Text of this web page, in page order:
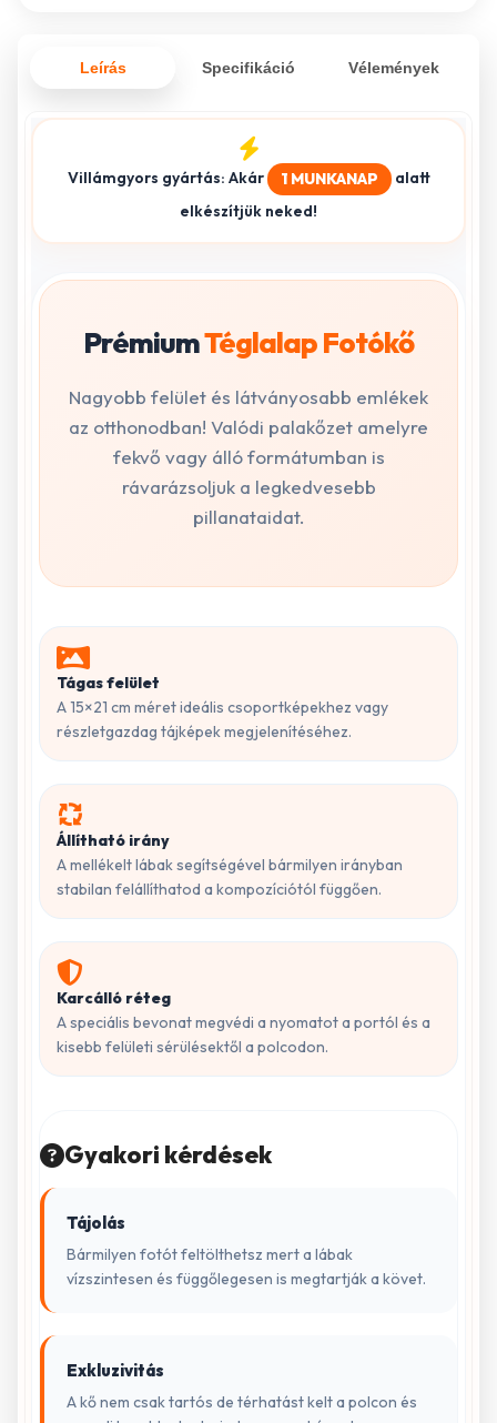
Leírás Specifikáció Vélemények
Villámgyors gyártás: Akár 1 MUNKANAP
alatt
elkészítjük neked!
PrémiumTéglalap Fotókő
Nagyobb felület és látványosabb emlékek
az otthonodban! Valódi palakőzet amelyre
fekvő vagy álló formátumban is
rávarázsoljuk a legkedvesebb
pillanataidat.
Tágas felület
A 15×21 cm méret ideális csoportképekhez vagy
részletgazdag tájképek megjelenítéséhez.
Állítható irány
A mellékelt lábak segítségével bármilyen irányban
stabilan felállíthatod a kompozíciótól függően.
Karcálló réteg
A speciális bevonat megvédi a nyomatot a portól és a
kisebb felületi sérülésektől a polcodon.
Gyakori kérdések
Tájolás
Bármilyen fotót feltölthetsz mert a lábak
vízszintesen és függőlegesen is megtartják a követ.
Exkluzivitás
A kő nem csak tartós de térhatást kelt a polcon és